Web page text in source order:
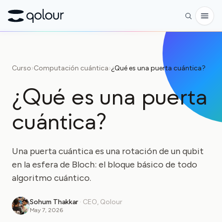
PARA
Entusiastas
Niños y padres
Organizaciones
CIENCIA
Qubits reales
Curso›Computación cuántica›¿Qué es una puerta cuántica?
¿Qué es una puerta
cuántica?
Una puerta cuántica es una rotación de un qubit
en la esfera de Bloch: el bloque básico de todo
algoritmo cuántico.
Sohum Thakkar · CEO, Qolour
May 7, 2026